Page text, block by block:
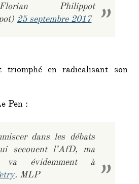
Philippot
25 septembre 2017
en radicalisant son
Pen :
dans les débats
secouent l’AfD, ma
va évidemment à
. MLP